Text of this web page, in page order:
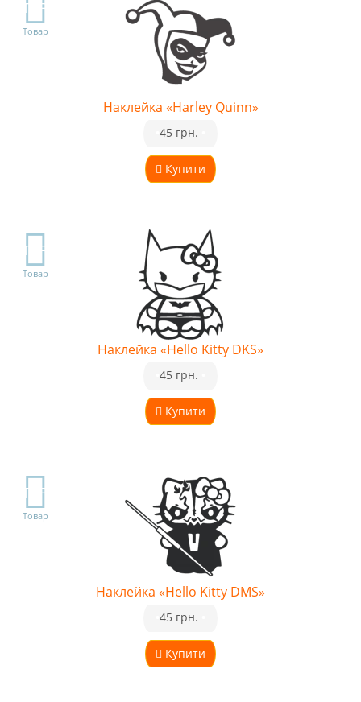
TOP
Товар
Наклейка «Harley Quinn»
Купити
45 грн.
TOP
Товар
Наклейка «Hello Kitty DKS»
Купити
45 грн.
TOP
Товар
Наклейка «Hello Kitty DMS»
Купити
45 грн.